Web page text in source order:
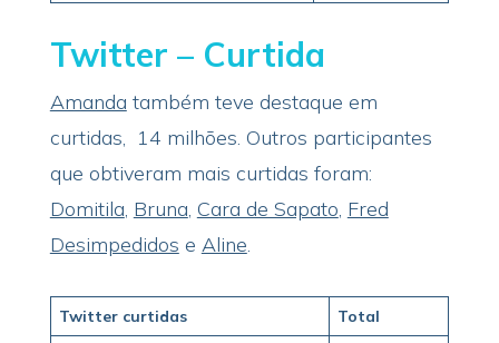
Twitter – Curtida
Amanda também teve destaque em
curtidas, 14 milhões. Outros participantes
que obtiveram mais curtidas foram:
Domitila Bruna Cara de Sapato Fred
Desimpedidos e Aline
Twitter curtidas
Total